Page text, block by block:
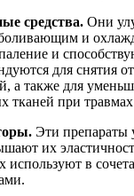
средства. Они
и
и
для снятия
а также для
тканей при
Эти препараты
их
используют в